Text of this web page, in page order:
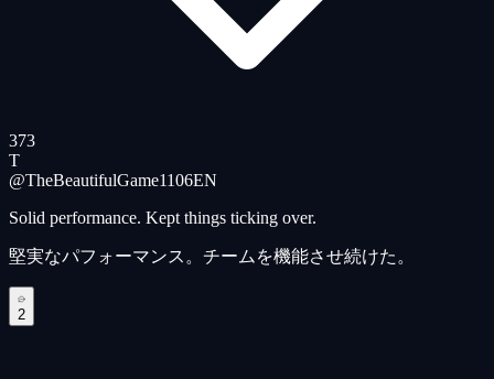
373
T
@TheBeautifulGame1106EN
Solid performance. Kept things ticking over.
堅実なパフォーマンス。チームを機能させ続けた。
2